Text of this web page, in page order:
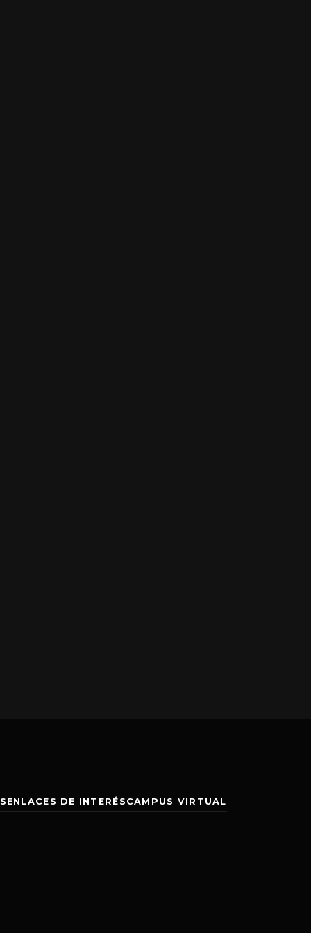
ENLACES DE INTERÉS CAMPUS VIRTUAL